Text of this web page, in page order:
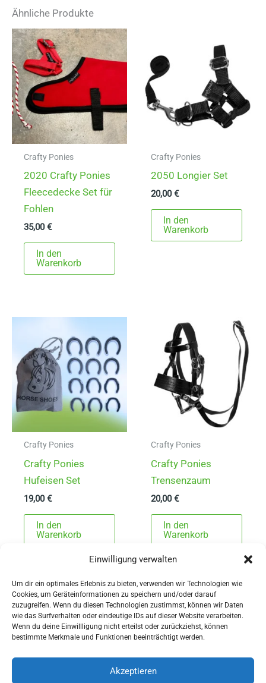
Einwilligung verwalten
Um dir ein optimales Erlebnis zu bieten, verwenden wir Technologien wie
Cookies, um Geräteinformationen zu speichern und/oder darauf
zuzugreifen. Wenn du diesen Technologien zustimmst, können wir Daten
wie das Surfverhalten oder eindeutige IDs auf dieser Website verarbeiten.
Wenn du deine Einwillligung nicht erteilst oder zurückziehst, können
bestimmte Merkmale und Funktionen beeinträchtigt werden.
Akzeptieren
Ähnliche Produkte
Crafty Ponies
2020 Crafty Ponies
Fleecedecke Set für
Fohlen
35,00€
In den
Warenkorb
Crafty Ponies
2050 Longier Set
20,00€
In den
Warenkorb
Crafty Ponies
Crafty Ponies
Hufeisen Set
19,00€
In den
Warenkorb
Crafty Ponies
Crafty Ponies
Trensenzaum
20,00€
In den
Warenkorb
AGBs
Widerrufsbelehrung